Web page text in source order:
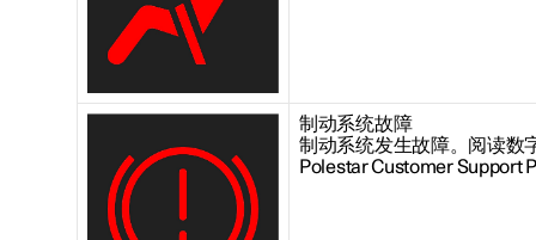
制动系统故障
制动系统发生故障。阅读数
Polestar Customer Support